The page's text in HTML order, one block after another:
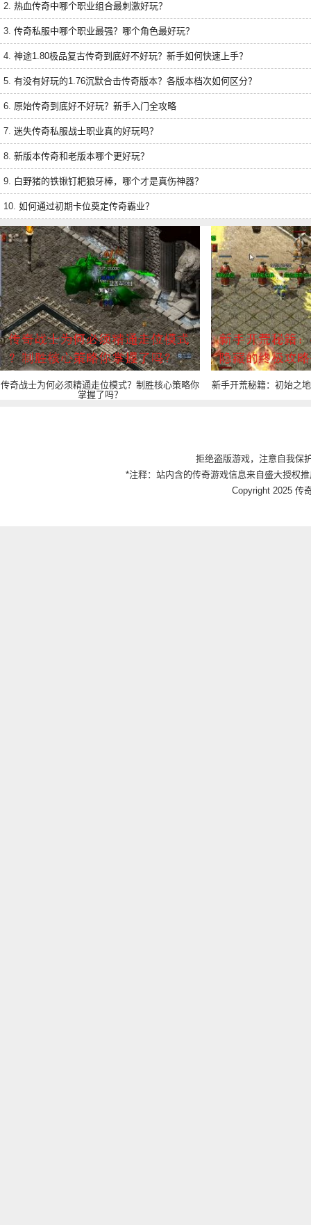
2. 热血传奇中哪个职业组合最刺激好玩？
3. 传奇私服中哪个职业最强？哪个角色最好玩？
4. 神途1.80极品复古传奇到底好不好玩？新手如何快速上手？
5. 有没有好玩的1.76沉默合击传奇版本？各版本档次如何区分？
6. 原始传奇到底好不好玩？新手入门全攻略
7. 迷失传奇私服战士职业真的好玩吗？
8. 新版本传奇和老版本哪个更好玩？
9. 白野猪的铁锹钉耙狼牙棒，哪个才是真伤神器？
10. 如何通过初期卡位奠定传奇霸业？
传奇战士为何必须精通走位模式？制胜核心策略你
掌握了吗？
新手开荒秘籍：初始之
拒绝盗版游戏，注意自我保
*注释：站内含的传奇游戏信息来自盛大授权
Copyright 2025 传